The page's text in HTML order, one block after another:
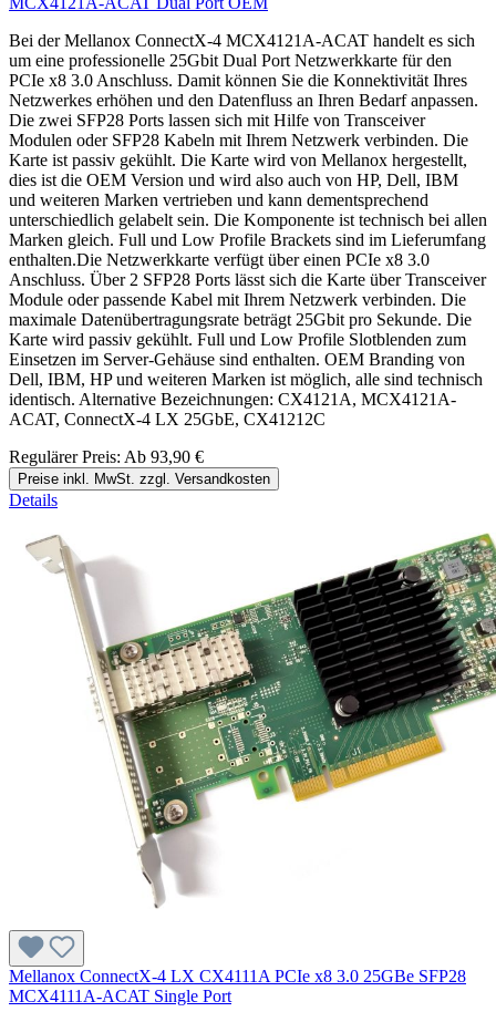
Bei der Mellanox ConnectX-4 MCX4121A-ACAT handelt es sich
um eine professionelle 25Gbit Dual Port Netzwerkkarte für den
PCIe x8 3.0 Anschluss. Damit können Sie die Konnektivität Ihres
Netzwerkes erhöhen und den Datenfluss an Ihren Bedarf anpassen.
Die zwei SFP28 Ports lassen sich mit Hilfe von Transceiver
Modulen oder SFP28 Kabeln mit Ihrem Netzwerk verbinden. Die
Karte ist passiv gekühlt. Die Karte wird von Mellanox hergestellt,
dies ist die OEM Version und wird also auch von HP, Dell, IBM
und weiteren Marken vertrieben und kann dementsprechend
unterschiedlich gelabelt sein. Die Komponente ist technisch bei allen
Marken gleich. Full und Low Profile Brackets sind im Lieferumfang
enthalten.Die Netzwerkkarte verfügt über einen PCIe x8 3.0
Anschluss. Über 2 SFP28 Ports lässt sich die Karte über Transceiver
Module oder passende Kabel mit Ihrem Netzwerk verbinden. Die
maximale Datenübertragungsrate beträgt 25Gbit pro Sekunde. Die
Karte wird passiv gekühlt. Full und Low Profile Slotblenden zum
Einsetzen im Server-Gehäuse sind enthalten. OEM Branding von
Dell, IBM, HP und weiteren Marken ist möglich, alle sind technisch
identisch. Alternative Bezeichnungen: CX4121A, MCX4121A-
ACAT, ConnectX-4 LX 25GbE, CX41212C
Regulärer Preis: Ab 93,90 €
Preise inkl. MwSt. zzgl. Versandkosten
Details
Mellanox ConnectX-4 LX CX4111A PCIe x8 3.0 25GBe SFP28
MCX4111A-ACAT Single Port